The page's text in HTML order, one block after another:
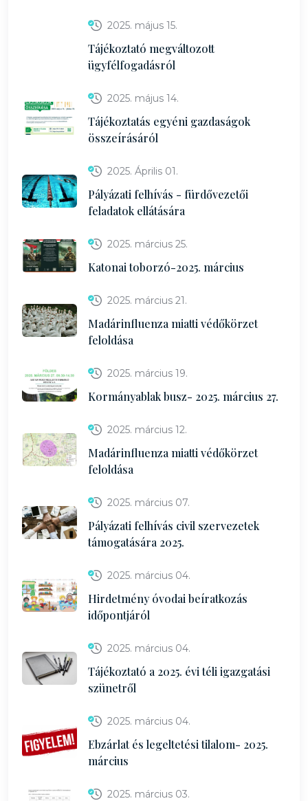
2025. május 15.
Tájékoztató megváltozott
ügyfélfogadásról
2025. május 14.
Tájékoztatás egyéni gazdaságok
összeírásáról
2025. Április 01.
Pályázati felhívás - fürdővezetői
feladatok ellátására
2025. március 25.
Katonai toborzó-2025. március
2025. március 21.
Madárinfluenza miatti védőkörzet
feloldása
2025. március 19.
Kormányablak busz- 2025. március 27.
2025. március 12.
Madárinfluenza miatti védőkörzet
feloldása
2025. március 07.
Pályázati felhívás civil szervezetek
támogatására 2025.
2025. március 04.
Hirdetmény óvodai beíratkozás
időpontjáról
2025. március 04.
Tájékoztató a 2025. évi téli igazgatási
szünetről
2025. március 04.
Ebzárlat és legeltetési tilalom- 2025.
március
2025. március 03.